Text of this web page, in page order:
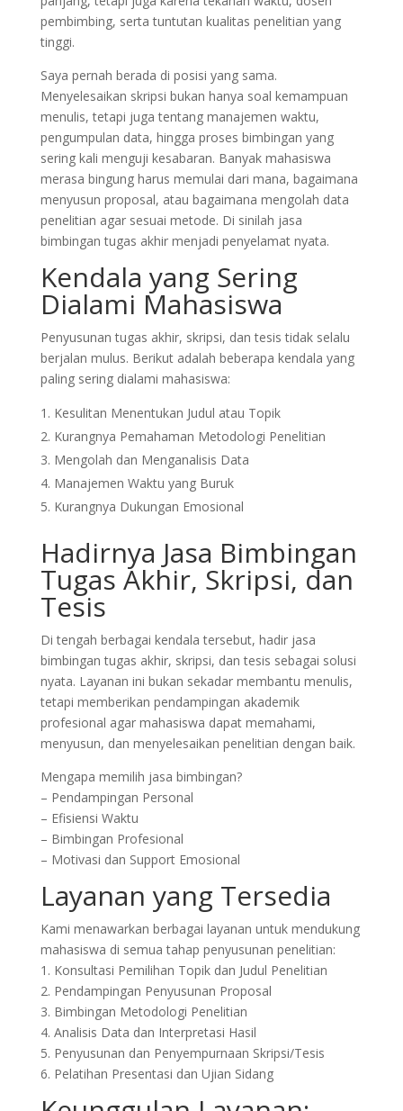
pembimbing, serta tuntutan kualitas penelitian yang
tinggi.
Saya pernah berada di posisi yang sama.
Menyelesaikan skripsi bukan hanya soal kemampuan
menulis, tetapi juga tentang manajemen waktu,
pengumpulan data, hingga proses bimbingan yang
sering kali menguji kesabaran. Banyak mahasiswa
merasa bingung harus memulai dari mana, bagaimana
menyusun proposal, atau bagaimana mengolah data
penelitian agar sesuai metode. Di sinilah jasa
bimbingan tugas akhir menjadi penyelamat nyata.
Kendala yang Sering
Dialami Mahasiswa
Penyusunan tugas akhir, skripsi, dan tesis tidak selalu
berjalan mulus. Berikut adalah beberapa kendala yang
paling sering dialami mahasiswa:
Kesulitan Menentukan Judul atau Topik
Kurangnya Pemahaman Metodologi Penelitian
Mengolah dan Menganalisis Data
Manajemen Waktu yang Buruk
Kurangnya Dukungan Emosional
Hadirnya Jasa Bimbingan
Tugas Akhir, Skripsi, dan
Tesis
Di tengah berbagai kendala tersebut, hadir jasa
bimbingan tugas akhir, skripsi, dan tesis sebagai solusi
nyata. Layanan ini bukan sekadar membantu menulis,
tetapi memberikan pendampingan akademik
profesional agar mahasiswa dapat memahami,
menyusun, dan menyelesaikan penelitian dengan baik.
Mengapa memilih jasa bimbingan?
– Pendampingan Personal
– Efisiensi Waktu
– Bimbingan Profesional
– Motivasi dan Support Emosional
Layanan yang Tersedia
Kami menawarkan berbagai layanan untuk mendukung
mahasiswa di semua tahap penyusunan penelitian:
1. Konsultasi Pemilihan Topik dan Judul Penelitian
2. Pendampingan Penyusunan Proposal
3. Bimbingan Metodologi Penelitian
4. Analisis Data dan Interpretasi Hasil
5. Penyusunan dan Penyempurnaan Skripsi/Tesis
6. Pelatihan Presentasi dan Ujian Sidang